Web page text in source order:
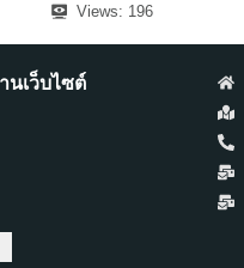
Views: 196
นเว็บไซต์